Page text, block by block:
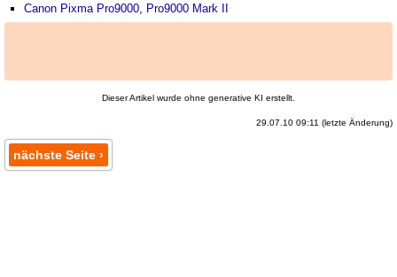
Canon Pixma Pro9000 Pro9000 Mark II
Dieser Artikel wurde ohne generative KI erstellt.
29.07.10 09:11 (letzte Änderung)
nächste Seite ›